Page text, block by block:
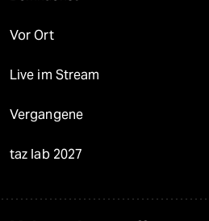
Vor Ort
Live im Stream
Vergangene
taz lab 2027